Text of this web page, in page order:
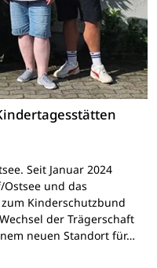
Seit Januar 2024
und das
Kinderschutzbund
der Trägerschaft
neuen Standort für…